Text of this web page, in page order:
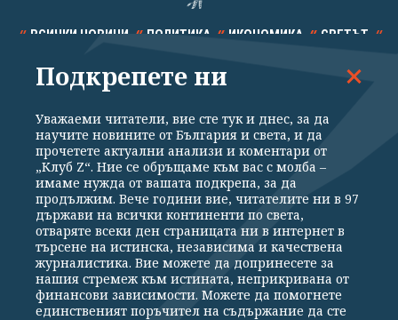
ВСИЧКИ НОВИНИ ПОЛИТИКА ИКОНОМИКА СВЕТЪТ
СПОРТ КУЛТУРА ТЕХНОЛОГИИ КАЛЕЙДОСКОП
Общи условия
Политика за поверителност
Реклама
Партньори Контакти
За Клуб Z
Екип
Подкрепете ни
Издател на www.clubz.bg е „Клуб Зебра Медия“ ЕООД, София, ул. "Алеко
Подкрепете ни
Уважаеми читатели, вие сте тук и днес, за да
научите новините от България и света, и да
прочетете актуални анализи и коментари от
„Клуб Z“. Ние се обръщаме към вас с молба –
имаме нужда от вашата подкрепа, за да
продължим. Вече години вие, читателите ни в 97
държави на всички континенти по света,
отваряте всеки ден страницата ни в интернет в
търсене на истинска, независима и качествена
журналистика. Вие можете да допринесете за
нашия стремеж към истината, неприкривана от
финансови зависимости. Можете да помогнете
единственият поръчител на съдържание да сте